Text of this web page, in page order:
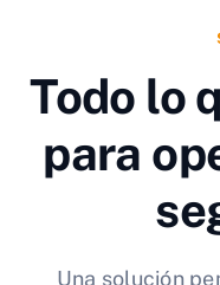
Todo lo
para
Una solución